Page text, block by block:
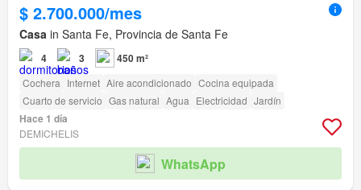
$ 2.700.000/mes
Casa in Santa Fe, Provincia de Santa Fe
4 3 450 m²
Cochera Internet Aire acondicionado Cocina equipada
Cuarto de servicio Gas natural Agua Electricidad Jardín
Hace 1 día
DEMICHELIS
WhatsApp